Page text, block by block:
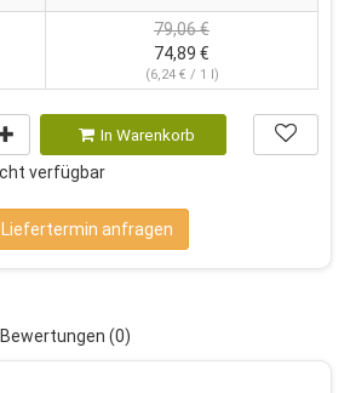
79,06 €
74,89 €
(6,24 € / 1 l)
In Warenkorb
verfügbar
anfragen
Bewertungen (0)